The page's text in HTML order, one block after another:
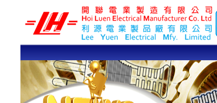
LEE YUEN /
HOI LUEN
ELECTRICAL
MFY. LTD
Quality
Banner News